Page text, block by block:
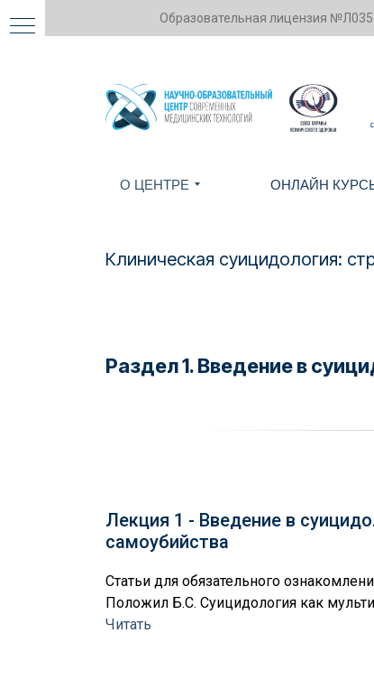
Образовательная лицензия
О ЦЕНТРЕ ОНЛАЙН
Клиническая суицидология:
Раздел 1. Введение в
Лекция 1 - Введение в
самоубийства
Статьи для обязательного
Положил Б.С. Суицидология как
Читать